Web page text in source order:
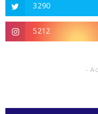
3290
5212
-